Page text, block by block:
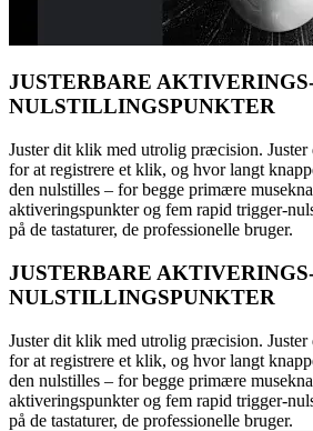
JUSTERBARE
NULSTILLINGSPUNKTER
Juster dit klik med utrolig præcision. Juster
for at registrere et klik, og hvor langt
den nulstilles – for begge primære
aktiveringspunkter og fem rapid trigger-
på de tastaturer, de professionelle bruger.
JUSTERBARE
NULSTILLINGSPUNKTER
Juster dit klik med utrolig præcision. Juster
for at registrere et klik, og hvor langt
den nulstilles – for begge primære
aktiveringspunkter og fem rapid trigger-
på de tastaturer, de professionelle bruger.